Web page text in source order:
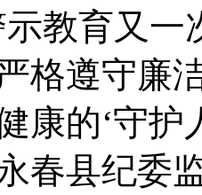
示教育又
格遵守廉
康的‘守
永春县纪委